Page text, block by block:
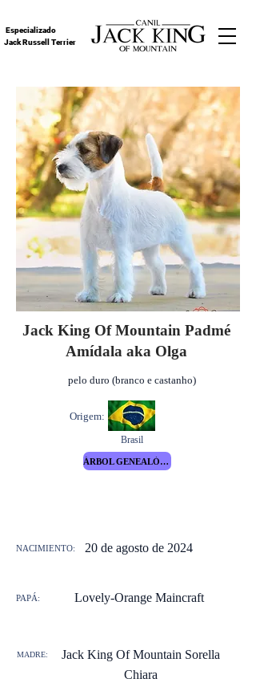
Especializado
Jack Russell Terrier
Jack King Of Mountain Padmé
Amídala aka Olga
pelo duro (branco e castanho)
Origem:
Brasil
ÁRBOL GENEALÓGICO
20 de agosto de 2024
NACIMIENTO:
PAPÁ: Lovely-Orange Maincraft
MADRE:
Jack King Of Mountain Sorella
Chiara